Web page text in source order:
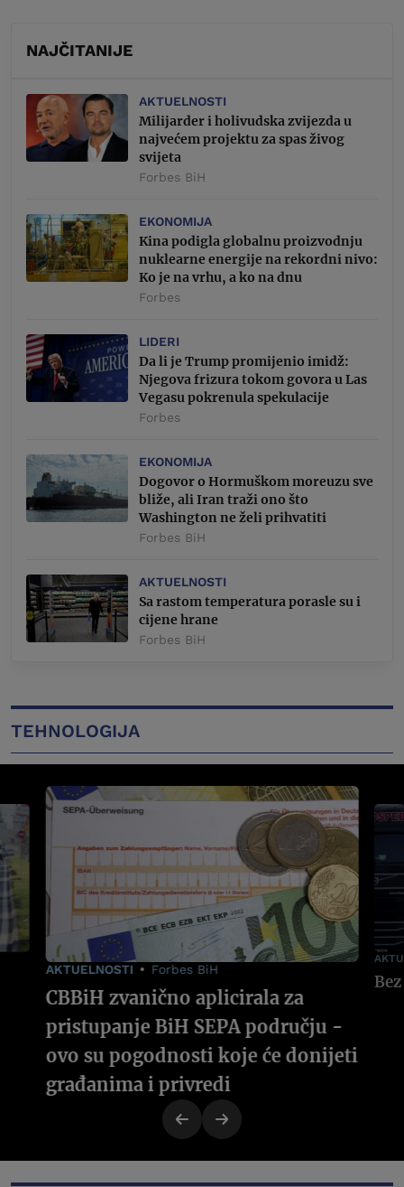
NAJČITANIJE
AKTUELNOSTI
Milijarder i holivudska zvijezda u
najvećem projektu za spas živog
svijeta
Forbes BiH
EKONOMIJA
Kina podigla globalnu proizvodnju
nuklearne energije na rekordni nivo:
Ko je na vrhu, a ko na dnu
Forbes
LIDERI
Da li je Trump promijenio imidž:
Njegova frizura tokom govora u Las
Vegasu pokrenula spekulacije
Forbes
EKONOMIJA
Dogovor o Hormuškom moreuzu sve
bliže, ali Iran traži ono što
Washington ne želi prihvatiti
Forbes BiH
AKTUELNOSTI
Sa rastom temperatura porasle su i
cijene hrane
Forbes BiH
TEHNOLOGIJA
AKTUELNOSTI Forbes BiH
CBBiH zvanično aplicirala za
pristupanje BiH SEPA području -
ovo su pogodnosti koje će donijeti
građanima i privredi